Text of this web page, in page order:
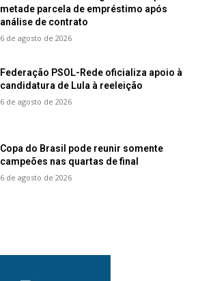
metade parcela de empréstimo após
análise de contrato
6 de agosto de 2026
Federação PSOL-Rede oficializa apoio à
candidatura de Lula à reeleição
6 de agosto de 2026
Copa do Brasil pode reunir somente
campeões nas quartas de final
6 de agosto de 2026